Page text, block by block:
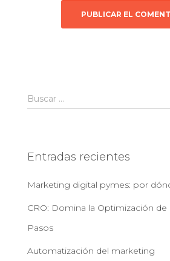
B
u
r
Buscar …
Entradas recientes
Marketing digital pymes: por
CRO: Domina la Optimización de
Pasos
Automatización del marketing